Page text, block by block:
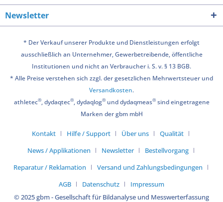
Newsletter
* Der Verkauf unserer Produkte und Dienstleistungen erfolgt
ausschließlich an Unternehmer, Gewerbetreibende, öffentliche
Institutionen und nicht an Verbraucher i. S. v. § 13 BGB.
* Alle Preise verstehen sich zzgl. der gesetzlichen Mehrwertsteuer und
Versandkosten.
athletec®, dydaqtec®, dydaqlog®und dydaqmeas®sind eingetragene
Marken der gbm mbH
Kontakt Hilfe / Support Über uns
Qualität
News / Applikationen
Newsletter
Bestellvorgang
Reparatur / Reklamation
Versand und Zahlungsbedingungen
AGB
Datenschutz
Impressum
© 2025 gbm - Gesellschaft für Bildanalyse und Messwerterfassung